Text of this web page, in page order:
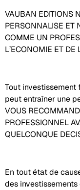
VAUBAN EDITIONS
PERSONNALISE ET
COMME UN
L’ECONOMIE ET DE
Tout
peut entraîner une
VOUS
PROFESSIONNEL
QUELCONQUE
En tout état de
des investissements